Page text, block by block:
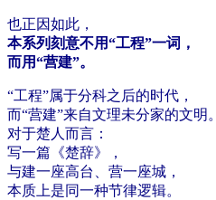
也正因如此，
本系列刻意不用“工程”一词，
而用“营建”。
“工程”属于分科之后的时代，
而“营建”来自文理未分家的文明。
对于楚人而言：
写一篇《楚辞》，
与建一座高台、营一座城，
本质上是同一种节律逻辑。